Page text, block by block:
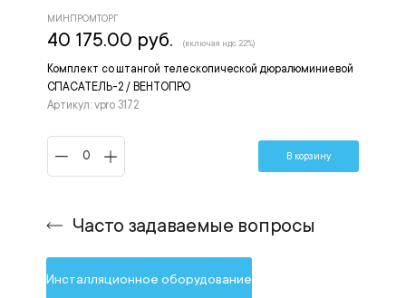
Комплект со штангой телескопической дюралюминиевой
СПАСАТЕЛЬ-2 / ВЕНТОПРО
Артикул: vpro 3172
МИНПРОМТОРГ
40 175.00 руб. (включая ндс 22%)
В корзину
Часто задаваемые вопросы
Инсталляционное оборудование